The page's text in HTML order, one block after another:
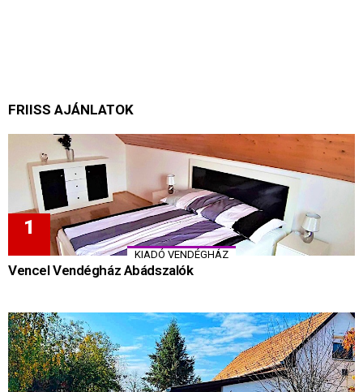
FRIISS AJÁNLATOK
KIADÓ VENDÉGHÁZ
Vencel Vendégház Abádszalók